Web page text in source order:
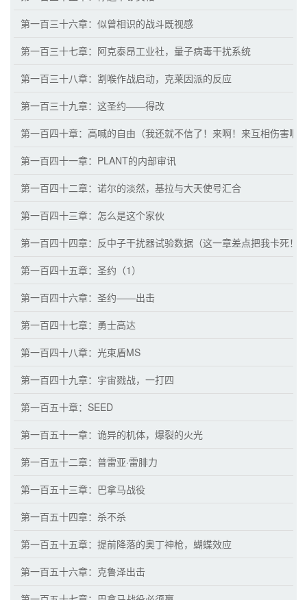
第一百三十六章：似曾相识的战斗既视感
第一百三十七章：阿克泰昂工业社，量子病毒干扰系统
第一百三十八章：割喉作战启动，克莱因派的反应
第一百三十九章：这圣约——得改
第一百四十章：高喊的自由（我还就不信了！来啊！来互相伤害啊
第一百四十一章：PLANT的内部审讯
第一百四十二章：诺尔的淡然，基拉与大天使号汇合
第一百四十三章：怎么是这个家伙
第一百四十四章：反中子干扰器试验数据（这一章差点把我卡死！
第一百四十五章：圣约（1）
第一百四十六章：圣约——出击
第一百四十七章：勇士高达
第一百四十八章：光束盾MS
第一百四十九章：宇宙戮战，一打四
第一百五十章：SEED
第一百五十一章：诡异的机体，爆裂的火光
第一百五十二章：普雷亚·雷腓力
第一百五十三章：巴拿马战役
第一百五十四章：杀不杀
第一百五十五章：提前降落的奥丁神枪，蝴蝶效应
第一百五十六章：克鲁泽出击